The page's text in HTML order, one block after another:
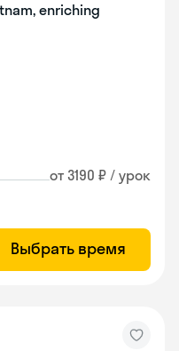
enriching
от 3190 ₽ / урок
Выбрать время